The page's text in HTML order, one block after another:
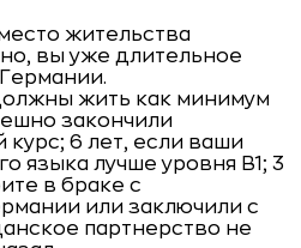
жительства
вы уже длительное
жить как минимум
закончили
6 лет, если ваши
языка лучше уровня B1; 3
в браке с
или заключили с
партнерство не